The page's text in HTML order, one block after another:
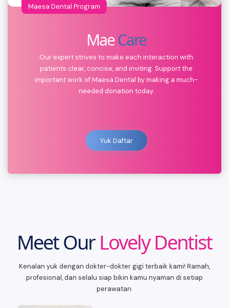
Maesa Dental Program
MaeCare
Our expert strives to make each interaction with
patients clear, concise, and inviting. Support the
important work of Maesa Dental by making a much-
needed donation today.
Yuk Daftar
Meet OurLovely Dentist
Kenalan yuk dengan dokter-dokter gigi terbaik kami! Ramah,
profesional, dan selalu siap bikin kamu nyaman di setiap
perawatan.